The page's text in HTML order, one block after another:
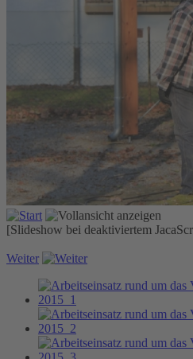
[Slideshow bei deaktiviertem
Weiter